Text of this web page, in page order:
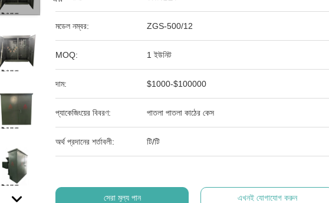
মডেল নম্বর: ZGS-500/12
MOQ: 1 ইউনিট
দাম: $1000-$100000
প্যাকেজিংয়ের বিবরণ: পাতলা পাতলা কাঠের কেস
অর্থ প্রদানের শর্তাবলী: টি/টি
সেরা মূল্য পান এখনই যোগাযোগ করুন